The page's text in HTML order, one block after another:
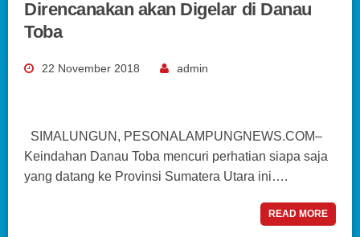
Direncanakan akan Digelar di Danau
Toba
22 November 2018 admin
SIMALUNGUN, PESONALAMPUNGNEWS.COM–
Keindahan Danau Toba mencuri perhatian siapa saja
yang datang ke Provinsi Sumatera Utara ini….
READ MORE